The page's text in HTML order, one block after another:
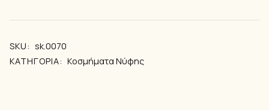
SKU: sk.0070
ΚΑΤΗΓΟΡΊΑ: Kοσμήματα Νύφης